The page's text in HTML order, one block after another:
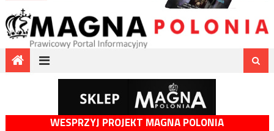
WESPRZYJ PROJEKT MAGNA POLONIA